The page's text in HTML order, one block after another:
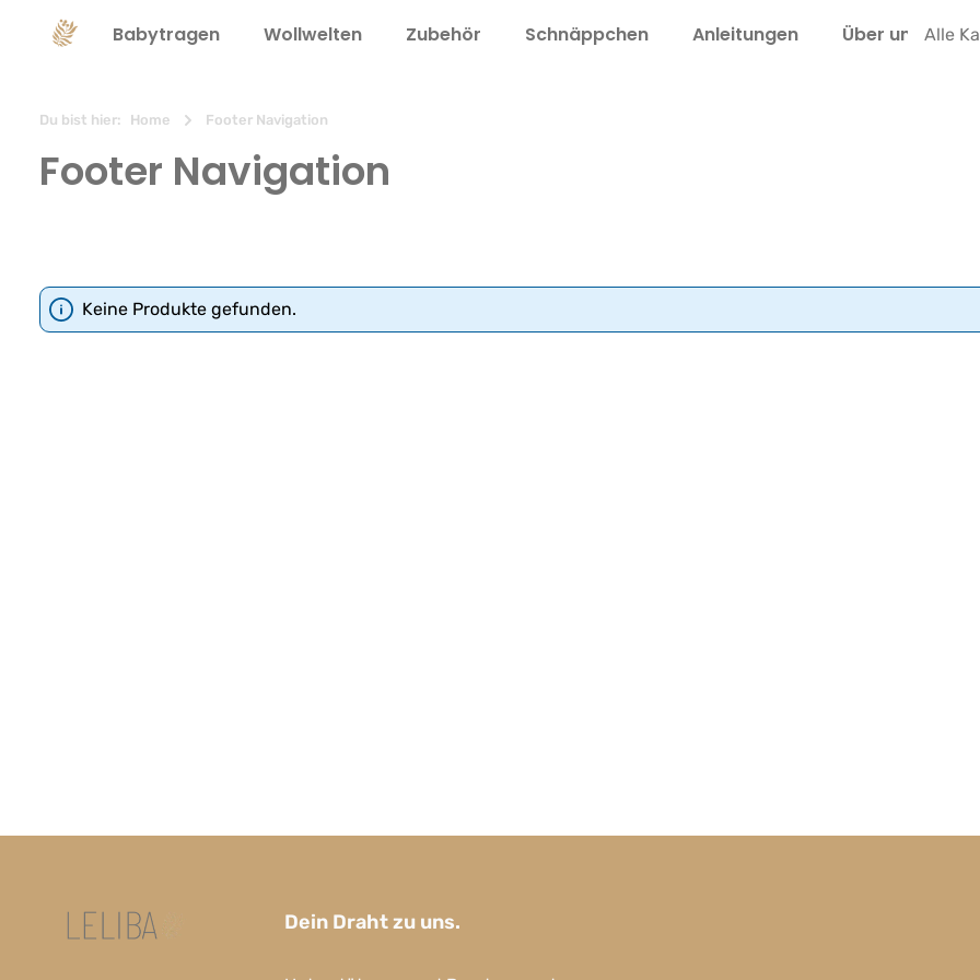
Zur Hauptnavigation springen
Babytragen Wollwelten Zubehör Schnäppchen Anleitungen Über uns Alle
Du bist hier: Home Footer Navigation
Footer Navigation
Keine Produkte gefunden.
Dein Draht zu uns.